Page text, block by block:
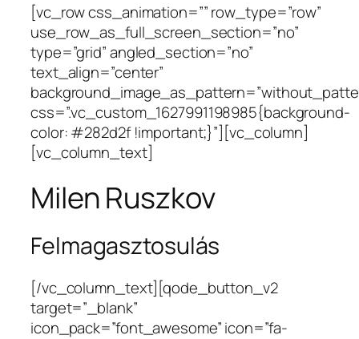
[vc_row css_animation=”” row_type=”row”
use_row_as_full_screen_section=”no”
type=”grid” angled_section=”no”
text_align=”center”
css=”.vc_custom_1627991198985{background-
color: #282d2f !important;}”][vc_column]
[vc_column_text]
Milen Ruszkov
Felmagasztosulás
[/vc_column_text][qode_button_v2
target=”_blank”
icon_pack=”font_awesome” icon=”fa-